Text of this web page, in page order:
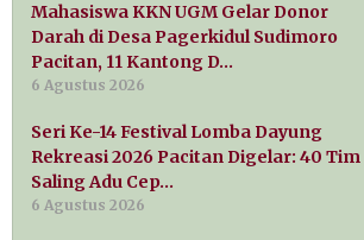
Mahasiswa KKN UGM Gelar Donor
Darah di Desa Pagerkidul Sudimoro
Pacitan, 11 Kantong D…
6 Agustus 2026
Seri Ke-14 Festival Lomba Dayung
Rekreasi 2026 Pacitan Digelar: 40 Tim
Saling Adu Cep…
6 Agustus 2026